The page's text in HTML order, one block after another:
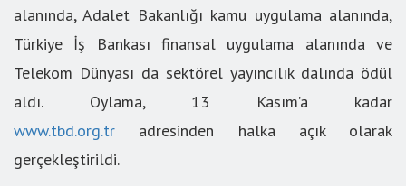
alanında, Adalet Bakanlığı kamu uygulama alanında,
Türkiye İş Bankası finansal uygulama alanında ve
Telekom Dünyası da sektörel yayıncılık dalında ödül
aldı. Oylama, 13 Kasım’a kadar
www.tbd.org.tr adresinden halka açık olarak
gerçekleştirildi.